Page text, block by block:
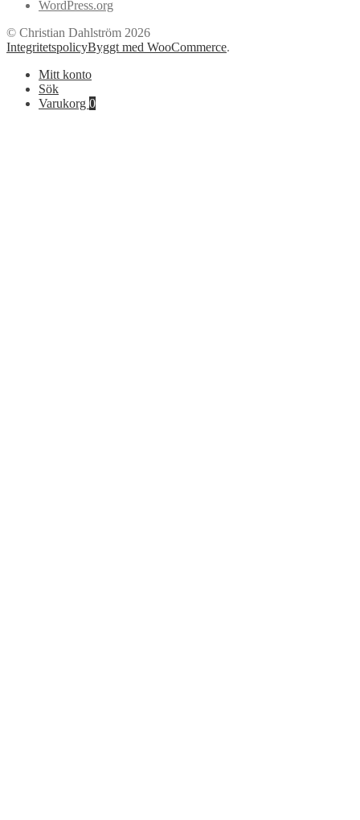
WordPress.org
© Christian Dahlström 2026
IntegritetspolicyByggt med WooCommerce.
Mitt konto
Sök
Varukorg 0